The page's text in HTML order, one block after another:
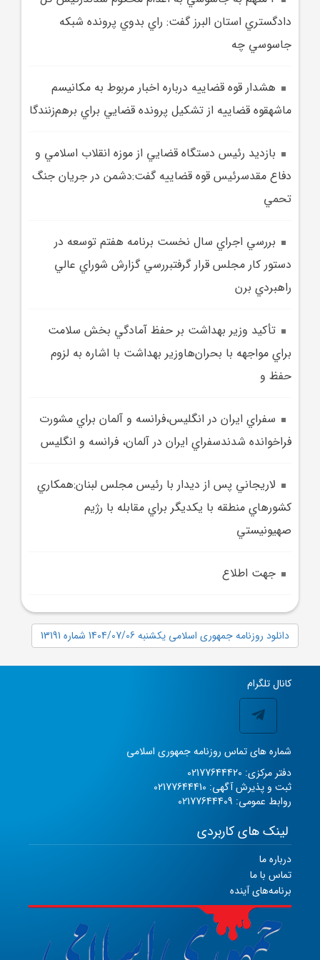
دادگستري استان البرز گفت: راي بدوي پرونده شبکه
جاسوسي چه
هشدار قوه قضاييه درباره اخبار مربوط به مکانيسم
ماشهقوه قضاييه از تشکيل پرونده قضايي براي برهم‌زنندگا
بازديد رئيس دستگاه قضايي از موزه انقلاب اسلامي و
دفاع مقدسرئيس قوه قضاييه گفت:دشمن در جريان جنگ
تحمي
بررسي اجراي سال نخست برنامه هفتم توسعه در
دستور کار مجلس قرار گرفتبررسي گزارش شوراي عالي
راهبردي برن
تأکيد وزير بهداشت بر حفظ آمادگي بخش سلامت
براي مواجهه با بحران‌هاوزير بهداشت با اشاره به لزوم
حفظ و
سفراي ايران در انگليس،فرانسه و آلمان براي مشورت
فراخوانده شدندسفراي ايران در آلمان، فرانسه و انگليس
لاريجاني پس از ديدار با رئيس مجلس لبنان:همکاري
کشورهاي منطقه با يکديگر براي مقابله با رژيم
صهيونيستي
جهت اطلاع
دانلود روزنامه جمهوری اسلامی یکشنبه 1404/07/06 شماره 13191
کانال تلگرام
شماره های تماس روزنامه جمهوری اسلامی
دفتر مرکزی: 02177644420
ثبت و پذیرش آگهی: 02177644410
روابط عمومی: 02177644409
لینک های کاربردی
درباره ما
تماس با ما
برنامه‌های آینده